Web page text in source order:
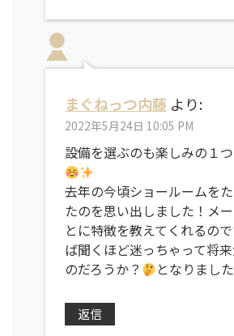
まぐねっつ内藤 より:
2022年5月24日 10:05 PM
設備を選ぶのも楽しみの１
去年の今頃ショールームを
たのを思い出しました！メ
とに特徴を教えてくれるの
ば聞くほど迷っちゃって将
のだろうか？
となりまし
返信